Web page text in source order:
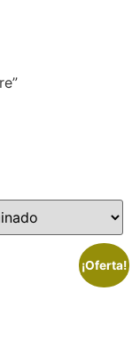
¡Oferta!